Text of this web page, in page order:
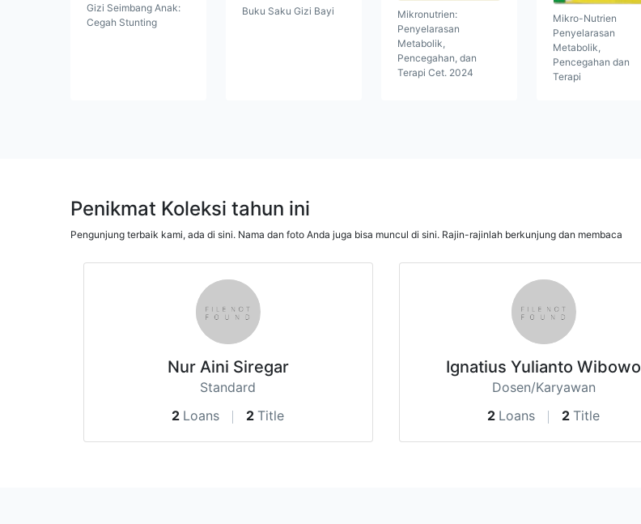
Gizi Seimbang Anak:
Cegah Stunting
Buku Saku Gizi Bayi
Mikronutrien:
Penyelarasan
Metabolik,
Pencegahan, dan
Terapi Cet. 2024
Mikro-Nutrien
Penyelarasan
Metabolik,
Pencegahan dan
Terapi
Penikmat Koleksi tahun ini
Pengunjung terbaik kami, ada di sini. Nama dan foto Anda juga bisa muncul di sini. Rajin-rajinlah berkunjung dan membaca
Nur Aini Siregar
Standard
2 Loans 2 Title
Ignatius Yulianto Wibowo
Dosen/Karyawan
2 Loans 2 Title